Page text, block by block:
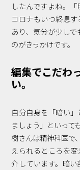
したんですよね。
コロナもいつ終息
あり、気分が少し
のがきっかけです。
編集でこだわ
い。
自分自身を「暗い
ましょう」といって
樹さんは精神科医で
えられるところを
介しています。暗